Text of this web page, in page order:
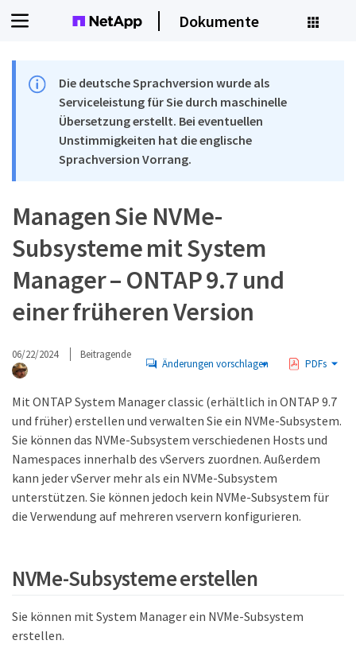
Dokumente
Die deutsche Sprachversion wurde als
Serviceleistung für Sie durch maschinelle
Übersetzung erstellt. Bei eventuellen
Unstimmigkeiten hat die englische
Sprachversion Vorrang.
Managen Sie NVMe-
Subsysteme mit System
Manager – ONTAP 9.7 und
einer früheren Version
06/22/2024 Beitragende
Änderungen vorschlagen PDFs
Mit ONTAP System Manager classic (erhältlich in ONTAP 9.7
und früher) erstellen und verwalten Sie ein NVMe-Subsystem.
Sie können das NVMe-Subsystem verschiedenen Hosts und
Namespaces innerhalb des vServers zuordnen. Außerdem
kann jeder vServer mehr als ein NVMe-Subsystem
unterstützen. Sie können jedoch kein NVMe-Subsystem für
die Verwendung auf mehreren vservern konfigurieren.
NVMe-Subsysteme erstellen
Sie können mit System Manager ein NVMe-Subsystem
erstellen.